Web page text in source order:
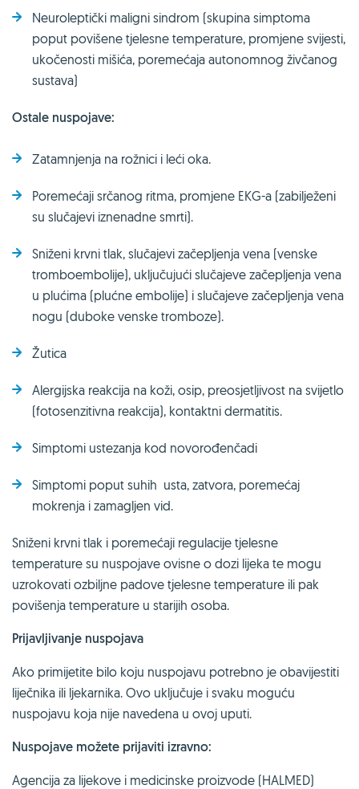
Neuroleptički maligni sindrom (skupina simptoma
poput povišene tjelesne temperature, promjene svijesti,
ukočenosti mišića, poremećaja autonomnog živčanog
sustava)
Ostale nuspojave:
Zatamnjenja na rožnici i leći oka.
Poremećaji srčanog ritma, promjene EKG-a (zabilježeni
su slučajevi iznenadne smrti).
Sniženi krvni tlak, slučajevi začepljenja vena (venske
tromboembolije), uključujući slučajeve začepljenja vena
u plućima (plućne embolije) i slučajeve začepljenja vena
nogu (duboke venske tromboze).
Žutica
Alergijska reakcija na koži, osip, preosjetljivost na svijetlo
(fotosenzitivna reakcija), kontaktni dermatitis.
Simptomi ustezanja kod novorođenčadi
Simptomi poput suhih usta, zatvora, poremećaj
mokrenja i zamagljen vid.
Sniženi krvni tlak i poremećaji regulacije tjelesne
temperature su nuspojave ovisne o dozi lijeka te mogu
uzrokovati ozbiljne padove tjelesne temperature ili pak
povišenja temperature u starijih osoba.
Prijavljivanje nuspojava
Ako primijetite bilo koju nuspojavu potrebno je obavijestiti
liječnika ili ljekarnika. Ovo uključuje i svaku moguću
nuspojavu koja nije navedena u ovoj uputi.
Nuspojave možete prijaviti izravno:
Agencija za lijekove i medicinske proizvode (HALMED)